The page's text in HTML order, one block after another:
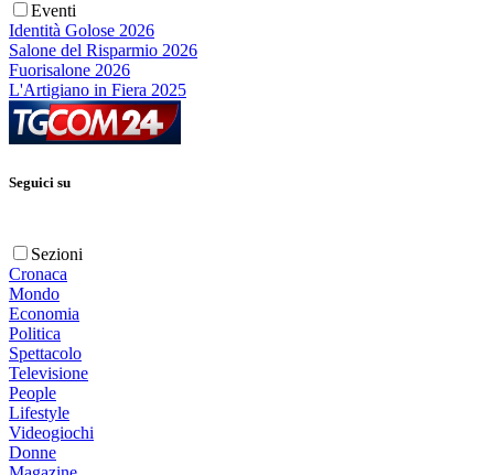
Eventi
Identità Golose 2026
Salone del Risparmio 2026
Fuorisalone 2026
L'Artigiano in Fiera 2025
Seguici su
Sezioni
Cronaca
Mondo
Economia
Politica
Spettacolo
Televisione
People
Lifestyle
Videogiochi
Donne